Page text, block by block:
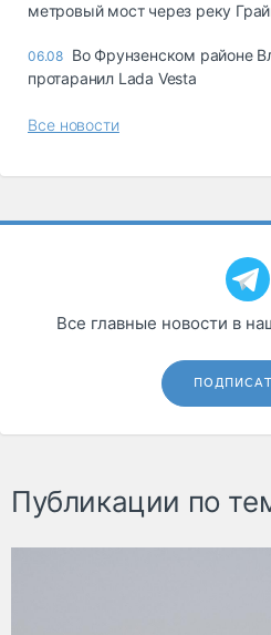
метровый мост через реку
06.08 Во Фрунзенском районе
протаранил Lada Vesta
Все новости
Все главные новости в
Публикации по